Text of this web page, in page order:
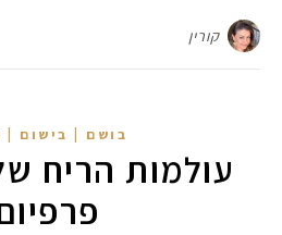
קורין
בושם | בישום |
עולמות הריח